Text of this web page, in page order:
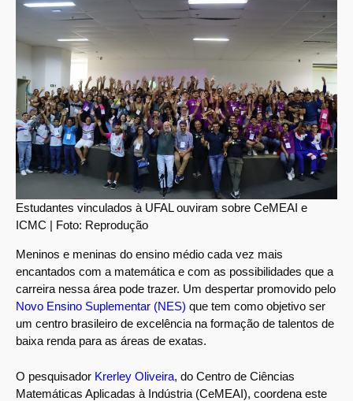
Estudantes vinculados à UFAL ouviram sobre CeMEAI e
ICMC | Foto: Reprodução
Meninos e meninas do ensino médio cada vez mais
encantados com a matemática e com as possibilidades que a
carreira nessa área pode trazer. Um despertar promovido pelo
Novo Ensino Suplementar (NES) que tem como objetivo ser
um centro brasileiro de excelência na formação de talentos de
baixa renda para as áreas de exatas.
O pesquisador Krerley Oliveira, do Centro de Ciências
Matemáticas Aplicadas à Indústria (CeMEAI), coordena este